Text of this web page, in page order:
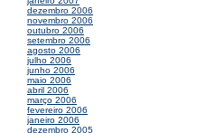
dezembro 2006
novembro 2006
outubro 2006
setembro 2006
agosto 2006
julho 2006
junho 2006
maio 2006
abril 2006
março 2006
fevereiro 2006
janeiro 2006
dezembro 2005